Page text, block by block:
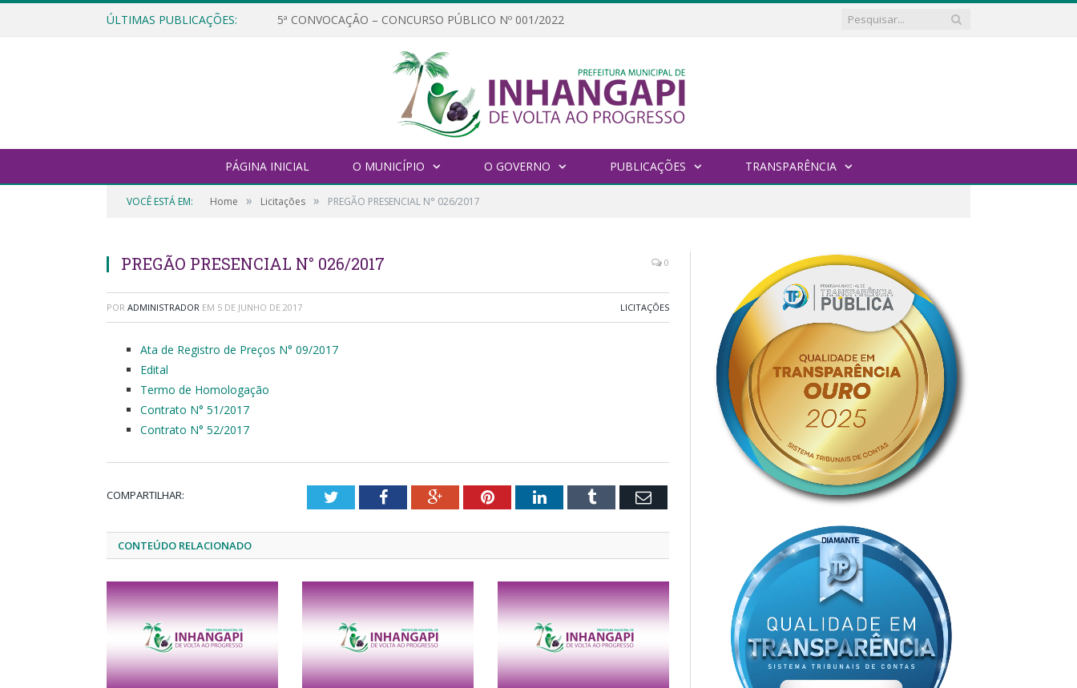
ÚLTIMAS PUBLICAÇÕES: 5ª CONVOCAÇÃO – CONCURSO PÚBLICO Nº 001/2022
PÁGINA INICIAL O MUNICÍPIO O GOVERNO PUBLICAÇÕES TRANSPARÊNCIA
VOCÊ ESTÁ EM: Home » Licitações » PREGÃO PRESENCIAL N° 026/2017
PREGÃO PRESENCIAL N° 026/2017 0
POR ADMINISTRADOR EM 5 DE JUNHO DE 2017 LICITAÇÕES
Ata de Registro de Preços N° 09/2017
Edital
Termo de Homologação
Contrato N° 51/2017
Contrato N° 52/2017
COMPARTILHAR: TwitterFacebookGoogle+PinterestLinkedInTumblr Email
CONTEÚDO RELACIONADO